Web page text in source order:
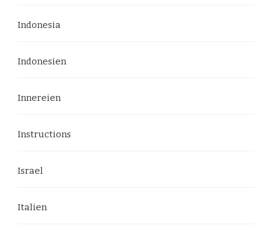
Indonesia
Indonesien
Innereien
Instructions
Israel
Italien